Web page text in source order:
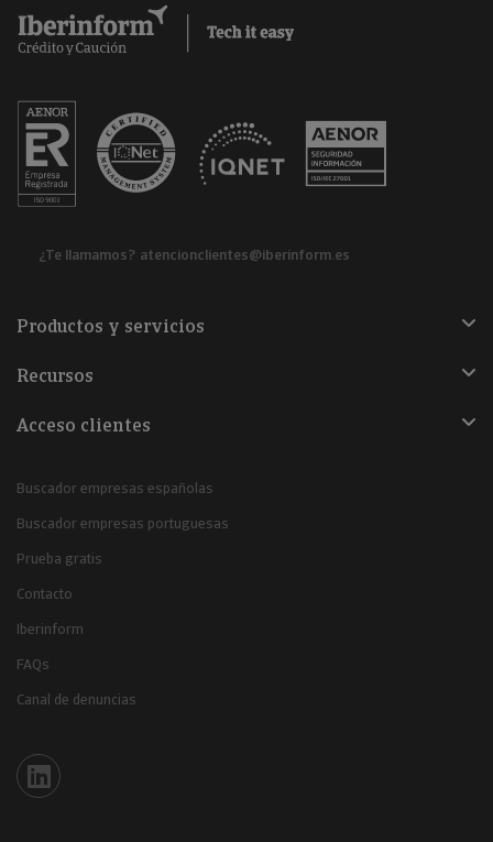
¿Te llamamos? atencionclientes@iberinform.es
Productos y servicios
Recursos
Acceso clientes
Buscador empresas españolas
Buscador empresas portuguesas
Prueba gratis
Contacto
Iberinform
FAQs
Canal de denuncias
Iberinform en Linkedin